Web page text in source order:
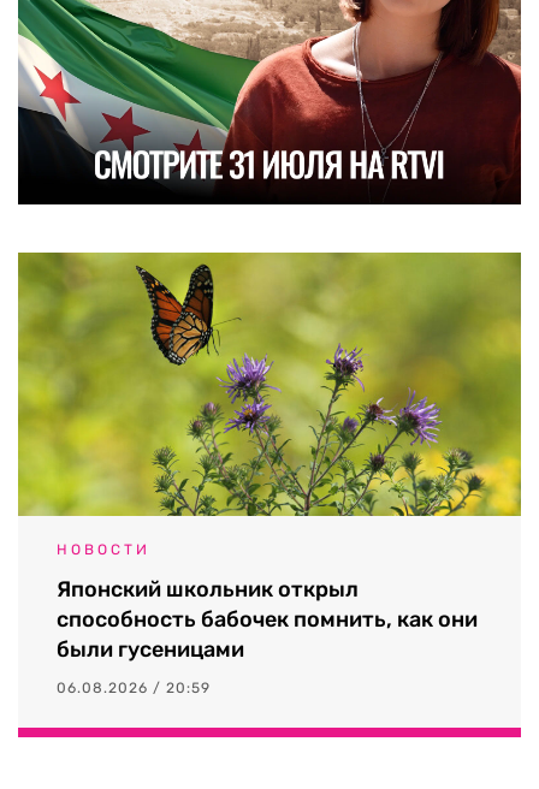
НОВОСТИ
Японский школьник открыл
способность бабочек помнить, как они
были гусеницами
06.08.2026 / 20:59